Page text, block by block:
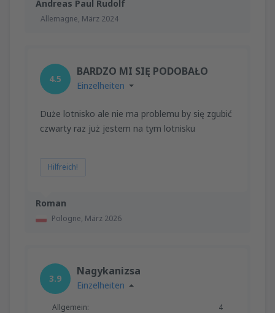
Andreas Paul Rudolf
Allemagne, März 2024
Roman
Pologne, März 2026
4.5
BARDZO MI SIĘ PODOBAŁO
Einzelheiten
Duże lotnisko ale nie ma problemu by się zgubić
czwarty raz już jestem na tym lotnisku
Hilfreich!
3.9
Nagykanizsa
Einzelheiten
Allgemein: 4